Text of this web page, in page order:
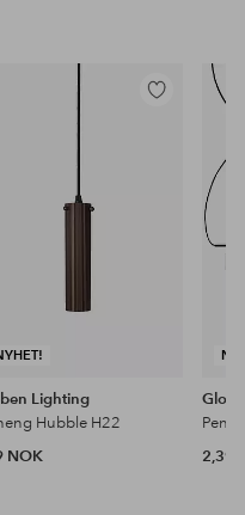
Legg
Lighting
Hubble H22
NOK